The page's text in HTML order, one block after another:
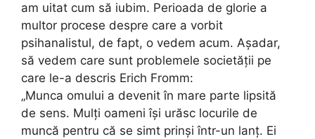
am uitat cum să iubim. Perioada de glorie a
multor procese despre care a vorbit
psihanalistul, de fapt, o vedem acum. Așadar,
să vedem care sunt problemele societății pe
care le-a descris Erich Fromm:
„Munca omului a devenit în mare parte lipsită
de sens. Mulți oameni își urăsc locurile de
muncă pentru că se simt prinși într-un lanț. Ei